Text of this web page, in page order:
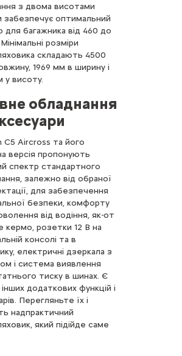
з двома висотами
забезпечує оптимальний
для багажника від 460 до
розміри
складають 4500
1969 мм в ширину і
у висоту.
обладнання
C5 Aircross та його
версія пропонують
спектр стандартного
залежно від обраної
для забезпечення
безпеки, комфорту
від водіння, як-от
кермо, розетки 12 В на
консолі та в
електричні дзеркала з
і система виявлення
тиску в шинах. Є
додаткових функцій і
Перегляньте їх і
надпрактичний
який підійде саме